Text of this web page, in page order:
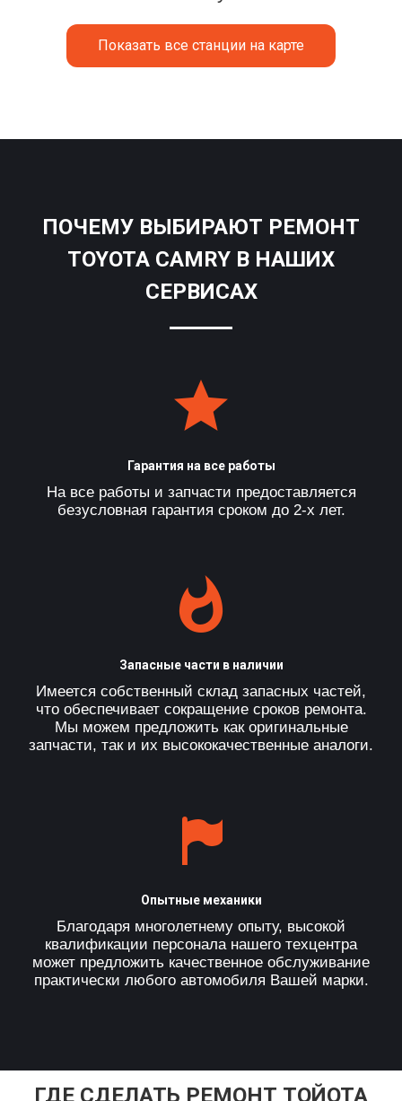
Показать все станции на карте
ПОЧЕМУ ВЫБИРАЮТ РЕМОНТ
TOYOTA CAMRY В НАШИХ
СЕРВИСАХ
Гарантия на все работы
На все работы и запчасти предоставляется
безусловная гарантия сроком до 2-х лет.
Запасные части в наличии
Имеется собственный склад запасных частей,
что обеспечивает сокращение сроков ремонта.
Мы можем предложить как оригинальные
запчасти, так и их высококачественные аналоги.
Опытные механики
Благодаря многолетнему опыту, высокой
квалификации персонала нашего техцентра
может предложить качественное обслуживание
практически любого автомобиля Вашей марки.
ГДЕ СДЕЛАТЬ РЕМОНТ ТОЙОТА